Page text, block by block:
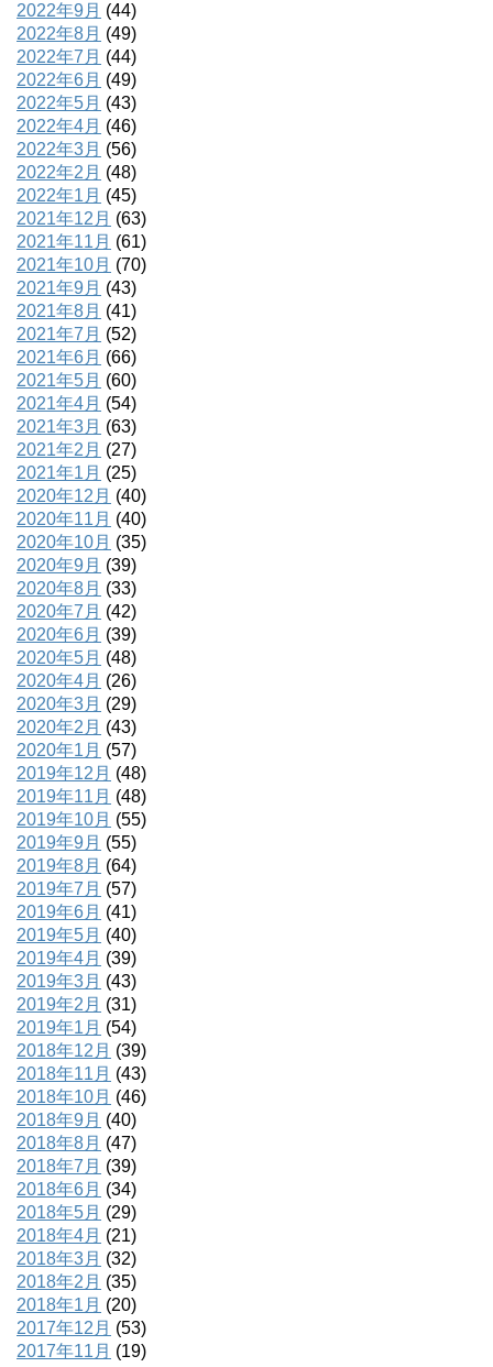
2022年9月 (44)
2022年8月 (49)
2022年7月 (44)
2022年6月 (49)
2022年5月 (43)
2022年4月 (46)
2022年3月 (56)
2022年2月 (48)
2022年1月 (45)
2021年12月 (63)
2021年11月 (61)
2021年10月 (70)
2021年9月 (43)
2021年8月 (41)
2021年7月 (52)
2021年6月 (66)
2021年5月 (60)
2021年4月 (54)
2021年3月 (63)
2021年2月 (27)
2021年1月 (25)
2020年12月 (40)
2020年11月 (40)
2020年10月 (35)
2020年9月 (39)
2020年8月 (33)
2020年7月 (42)
2020年6月 (39)
2020年5月 (48)
2020年4月 (26)
2020年3月 (29)
2020年2月 (43)
2020年1月 (57)
2019年12月 (48)
2019年11月 (48)
2019年10月 (55)
2019年9月 (55)
2019年8月 (64)
2019年7月 (57)
2019年6月 (41)
2019年5月 (40)
2019年4月 (39)
2019年3月 (43)
2019年2月 (31)
2019年1月 (54)
2018年12月 (39)
2018年11月 (43)
2018年10月 (46)
2018年9月 (40)
2018年8月 (47)
2018年7月 (39)
2018年6月 (34)
2018年5月 (29)
2018年4月 (21)
2018年3月 (32)
2018年2月 (35)
2018年1月 (20)
2017年12月 (53)
2017年11月 (19)